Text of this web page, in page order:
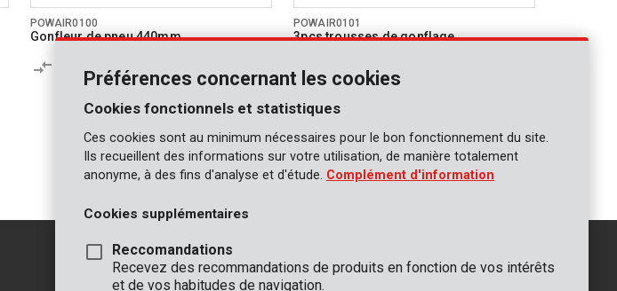
POWAIR0100
Gonfleur de pneu 440mm
POWAIR0101
3pcs trousses de gonflage
5 8
CONTACT
INFO
Préférences concernant les cookies
Cookies fonctionnels et statistiques
Ces cookies sont au minimum nécessaires pour le bon fonctionnement du site.
Ils recueillent des informations sur votre utilisation, de manière totalement
anonyme, à des fins d'analyse et d'étude. Complément d'information
Cookies supplémentaires
Reccomandations
Recevez des recommandations de produits en fonction de vos intérêts
et de vos habitudes de navigation.